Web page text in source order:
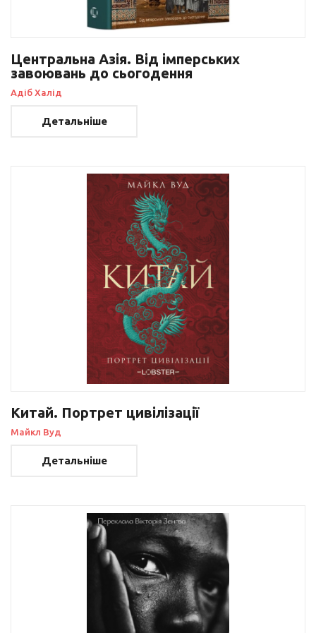
Центральна Азія. Від імперських
завоювань до сьогодення
Адіб Халід
Детальніше
Китай. Портрет цивілізації
Майкл Вуд
Детальніше